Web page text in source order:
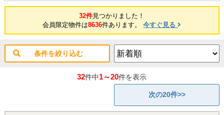
32件見つかりました！
会員限定物件は8636件あります。今すぐ見る
条件を絞り込む
32件中1～20件を表示
次の20件>>